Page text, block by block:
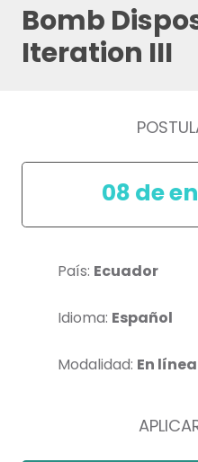
Bomb
Iteration III
08 de
País: Ecuador
Idioma: Español
Modalidad: En línea